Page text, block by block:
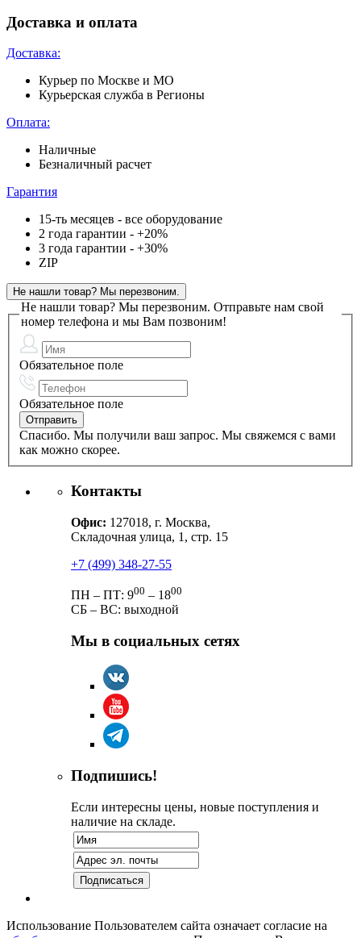
Доставка и оплата
Доставка:
Курьер по Москве и МО
Курьерская служба в Регионы
Оплата:
Наличные
Безналичный расчет
Гарантия
15-ть месяцев - все оборудование
2 года гарантии - +20%
3 года гарантии - +30%
ZIP
Не нашли товар? Мы перезвоним.
Не нашли товар? Мы перезвоним. Отправьте нам свой
номер телефона и мы Вам позвоним!
Обязательное поле
Обязательное поле
Спасибо. Мы получили ваш запрос. Мы свяжемся с вами
как можно скорее.
Контакты
Офис: 127018, г. Москва,
Складочная улица, 1, стр. 15
+7 (499) 348-27-55
ПН – ПТ: 900 – 1800
СБ – ВС: выходной
Мы в социальных сетях
Подпишись!
Если интересны цены, новые поступления и
наличие на складе.
Использование Пользователем сайта означает согласие на